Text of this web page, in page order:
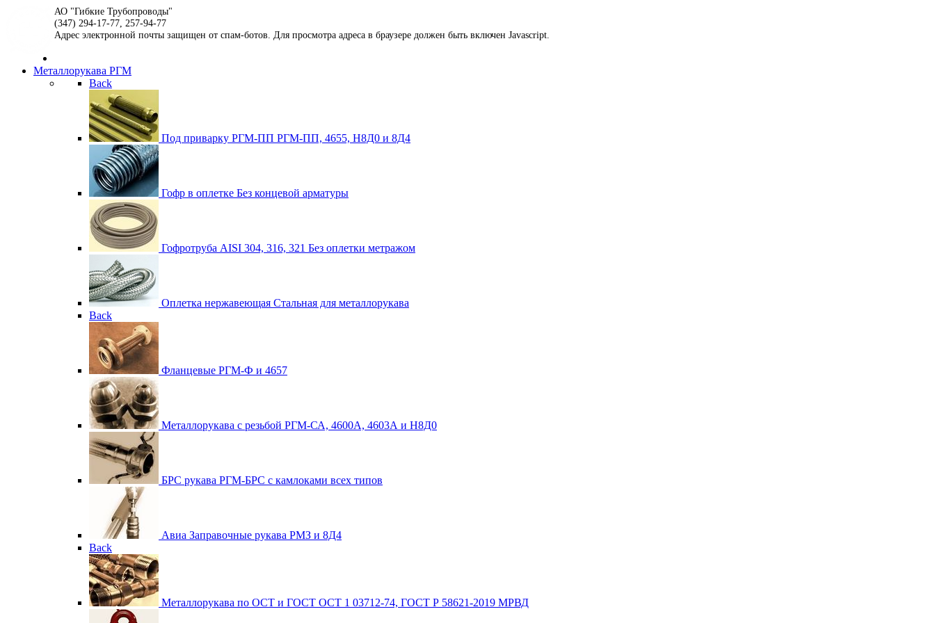
АО "Гибкие Трубопроводы"
(347) 294-17-77, 257-94-77
Адрес электронной почты защищен от спам-ботов. Для просмотра адреса в браузере должен быть включен Javascript.
Металлорукава РГМ
Back
Под приварку РГМ-ПП РГМ-ПП, 4655, Н8Д0 и 8Д4
Гофр в оплетке Без концевой арматуры
Гофротруба AISI 304, 316, 321 Без оплетки метражом
Оплетка нержавеющая Стальная для металлорукава
Back
Фланцевые РГМ-Ф и 4657
Металлорукава с резьбой РГМ-СА, 4600А, 4603А и Н8Д0
БРС рукава РГМ-БРС с камлоками всех типов
Авиа Заправочные рукава РМЗ и 8Д4
Back
Металлорукава по ОСТ и ГОСТ ОСТ 1 03712-74, ГОСТ Р 58621-2019 МРВД